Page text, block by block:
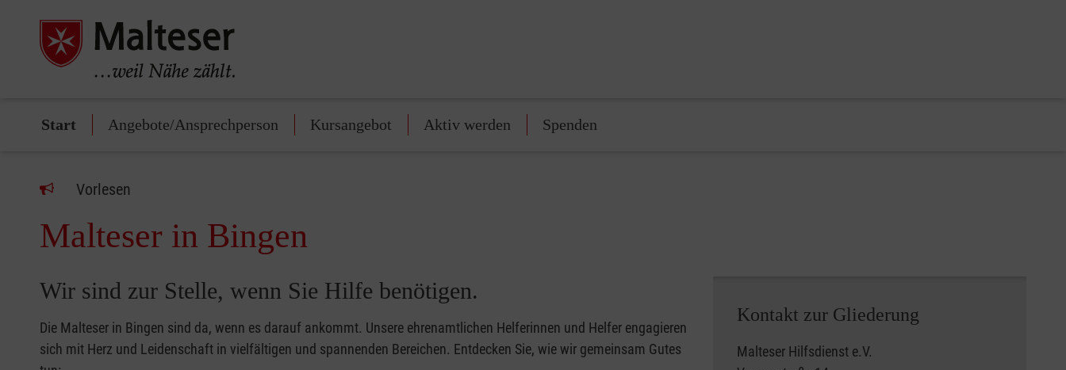
Start Angebote/Ansprechperson Kursangebot Aktiv werden Spenden
Vorlesen
Malteser in Bingen
Wir sind zur Stelle, wenn Sie Hilfe benötigen.
Die Malteser in Bingen sind da, wenn es darauf ankommt. Unsere ehrenamtlichen Helferinnen und Helfer engagieren
sich mit Herz und Leidenschaft in vielfältigen und spannenden Bereichen. Entdecken Sie, wie wir gemeinsam Gutes
Kontakt zur Gliederung
Malteser Hilfsdienst e.V.